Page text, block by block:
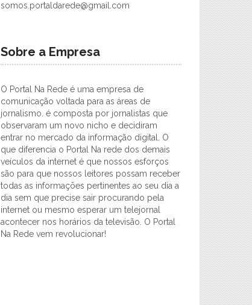
somos.portaldarede@gmail.com
Sobre a Empresa
O Portal Na Rede é uma empresa de
comunicação voltada para as áreas de
jornalismo. é composta por jornalistas que
observaram um novo nicho e decidiram
entrar no mercado da informação digital. O
que diferencia o Portal Na rede dos demais
veículos da internet é que nossos esforços
são para que nossos leitores possam receber
todas as informações pertinentes ao seu dia a
dia sem que precise sair procurando pela
internet ou mesmo esperar um telejornal
acontecer nos horários da televisão. O Portal
Na Rede vem revolucionar!